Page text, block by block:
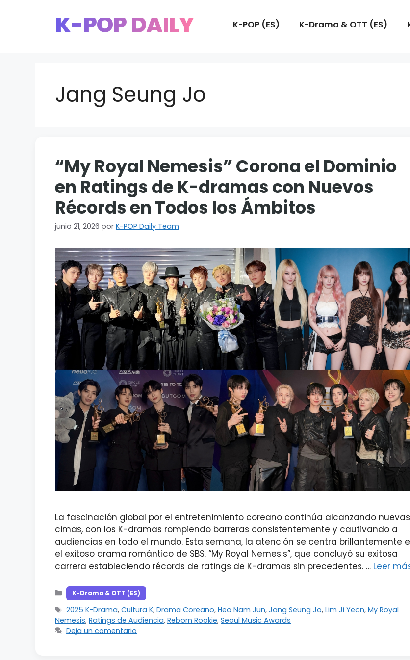
K-POP DAILY K-POP (ES) K-Drama & OTT (ES)
Jang Seung Jo
“My Royal Nemesis” Corona el Dominio
en Ratings de K-dramas con Nuevos
Récords en Todos los Ámbitos
junio 21, 2026 por K-POP Daily Team
La fascinación global por el entretenimiento coreano continúa alcanzando nuevas
cimas, con los K-dramas rompiendo barreras consistentemente y cautivando a
audiencias en todo el mundo. Esta semana, la atención se centra brillantemente
el exitoso drama romántico de SBS, “My Royal Nemesis”, que concluyó su exitosa
carrera estableciendo récords de ratings de K-dramas sin precedentes. … Leer
Categorías
K-Drama & OTT (ES)
Etiquetas
2025 K-Drama,Cultura K,Drama Coreano,Heo Nam Jun,Jang Seung Jo,Lim Ji Yeon,My Royal
Nemesis, Ratings de Audiencia, Reborn Rookie, Seoul Music Awards
Deja un comentario